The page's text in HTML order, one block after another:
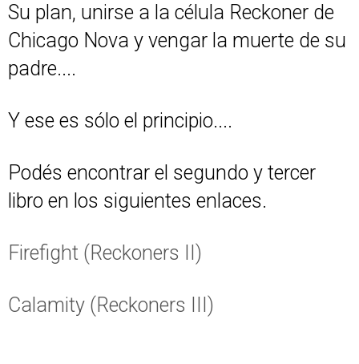
Su plan, unirse a la célula Reckoner de
Chicago Nova y vengar la muerte de su
padre....
Y ese es sólo el principio....
Podés encontrar el segundo y tercer
libro en los siguientes enlaces.
Firefight (Reckoners II)
Calamity (Reckoners III)